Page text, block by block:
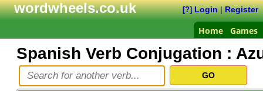
wordwheels.co.uk [?] Login|Register
Home Games
Spanish Verb Conjugation :